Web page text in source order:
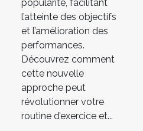
popularité, facilitant
l’atteinte des objectifs
et l’amélioration des
performances.
Découvrez comment
cette nouvelle
approche peut
révolutionner votre
routine d’exercice et...